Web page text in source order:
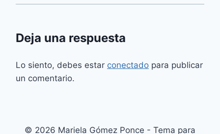
Deja una respuesta
Lo siento, debes estar conectado para publicar
un comentario.
© 2026 Mariela Gómez Ponce - Tema para